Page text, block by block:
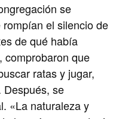
se
el silencio de
de qué había
comprobaron que
ratas y jugar,
Después, se
«La naturaleza y